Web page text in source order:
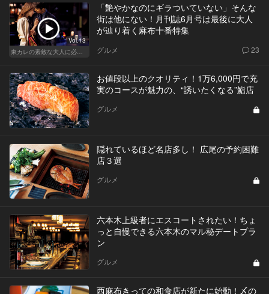
Vol.13
「艶やかなのにギラついていない」そんな
街は他にない！月刊誌6月号は最後に大人
が辿り着く麻布十番特集
グルメ 23
お値段以上のクオリティ！1万6,000円で充
実のコースが魅力の、“誘いたくなる”鮨店
グルメ
隠れているほど名店多し！ 広尾の予約困難
店３選
グルメ
六本木上級者にエスコートされたい！ちょ
っと自慢できる六本木のマル秘デートプラ
ン
グルメ
西麻布きっての和食店が新たに始動！〆の